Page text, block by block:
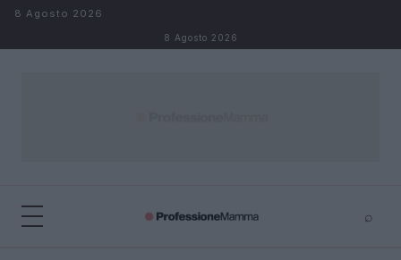
Salta al contenuto
8 Agosto 2026
8 Agosto 2026
⌕